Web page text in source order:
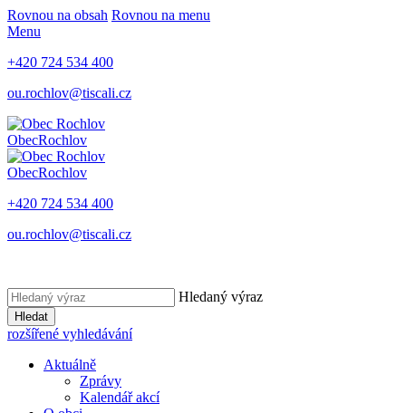
Rovnou na obsah Rovnou na menu
Menu
+420 724 534 400
ou.rochlov@tiscali.cz
ObecRochlov
ObecRochlov
+420 724 534 400
ou.rochlov@tiscali.cz
Hledaný výraz
Hledat
rozšířené vyhledávání
Aktuálně
Zprávy
Kalendář akcí